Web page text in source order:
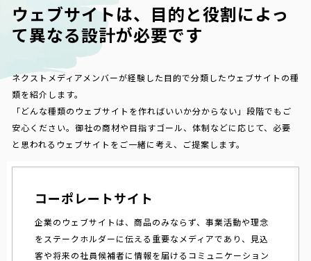
ウェブサイトは、目的と役割によっ
て異なる設計が必要です
ネクストメディアメンバーが経験した目的で分類したウェブサイトの種
類を紹介します。
「どんな種類のウェブサイトを作ればいいか分からない」段階でもご
安心ください。御社の商材や目指すゴール、体制などに応じて、必要
と思われるウェブサイトをご一緒に考え、ご提案します。
コーポレートサイト
企業のウェブサイトは、商品のみならず、事業活動や理念
をステークホルダーに伝える重要なメディアであり、見込
客や将来の社員候補者に情報を届けるコミュニケーション